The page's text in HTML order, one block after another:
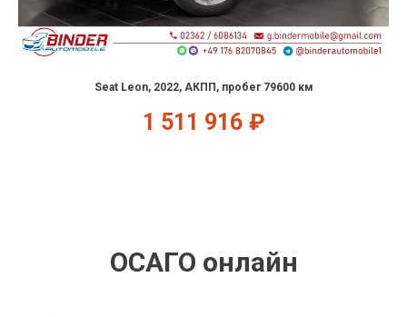
Seat Leon, 2022, АКПП, пробег 79600 км
1 511 916 ₽
ОСАГО онлайн